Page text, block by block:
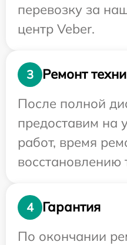
перевозку за
центр Veber.
3
Ремонт
После полной
предоставим на
работ, время
восстановлению
4
Гарантия
По окончании